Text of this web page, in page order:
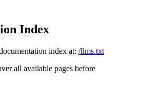
Index
index at: /llms.txt
all available pages before